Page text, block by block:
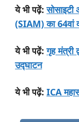
ये भी पढ़ें:
(SIAM) का 64वां
ये भी पढ़ें:गृह मंत्री
उद्घाटन
ये भी पढ़ें: ICA